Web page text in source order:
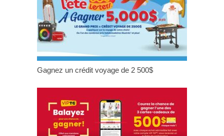
Gagnez un crédit voyage de 2 500$